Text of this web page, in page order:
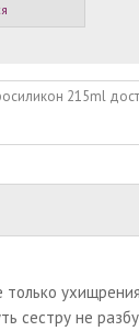
215ml
только
сестру не